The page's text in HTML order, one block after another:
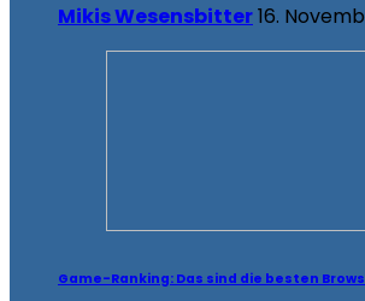
Mikis Wesensbitter16.
Game-Ranking: Das sind die besten